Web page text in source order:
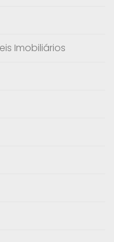
Imobiliários